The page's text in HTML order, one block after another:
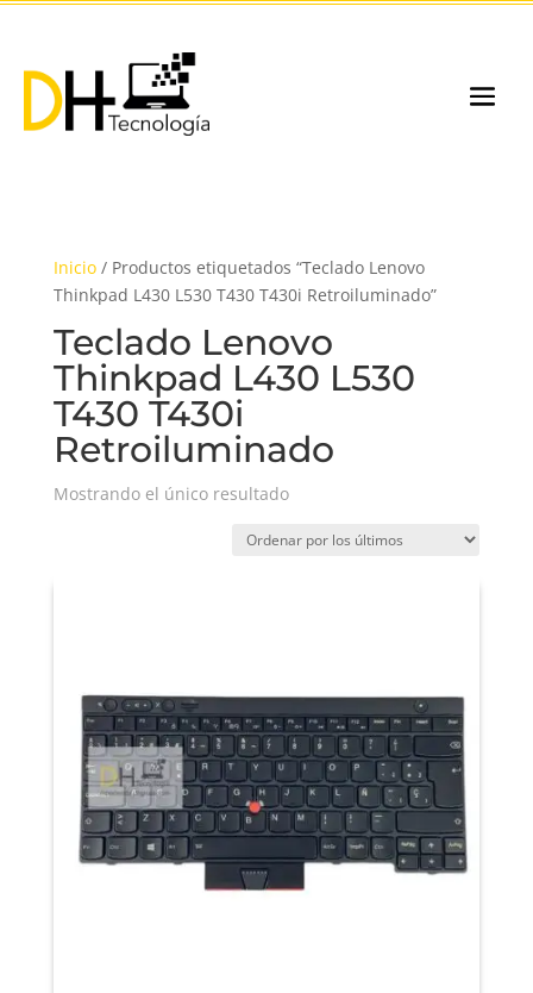
Inicio/ Productos etiquetados “Teclado Lenovo
Thinkpad L430 L530 T430 T430i Retroiluminado”
Teclado Lenovo
Thinkpad L430 L530
T430 T430i
Retroiluminado
Mostrando el único resultado